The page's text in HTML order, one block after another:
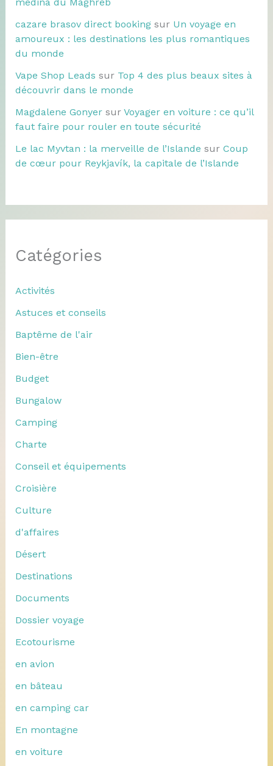
cazare brasov direct bookingsur Un voyage en
amoureux : les destinations les plus romantiques
du monde
Vape Shop Leads sur Top 4 des plus beaux sites à
découvrir dans le monde
Magdalene Gonyersur Voyager en voiture : ce qu’il
faut faire pour rouler en toute sécurité
Le lac Myvtan : la merveille de l’Islande sur Coup
de cœur pour Reykjavík, la capitale de l’Islande
Catégories
Activités
Astuces et conseils
Baptême de l'air
Bien-être
Budget
Bungalow
Camping
Charte
Conseil et équipements
Croisière
Culture
d'affaires
Désert
Destinations
Documents
Dossier voyage
Ecotourisme
en avion
en bâteau
en camping car
En montagne
en voiture